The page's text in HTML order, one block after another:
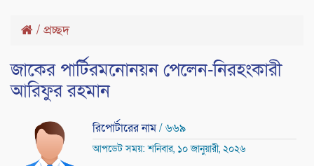
/ প্রচ্ছদ
জাকের পার্টিরমনোনয়ন পেলেন-নিরহংকারী
আরিফুর রহমান
রিপোর্টারের নাম/ ৬৬৯
আপডেট সময়: শনিবার, ১০ জানুয়ারী, ২০২৬